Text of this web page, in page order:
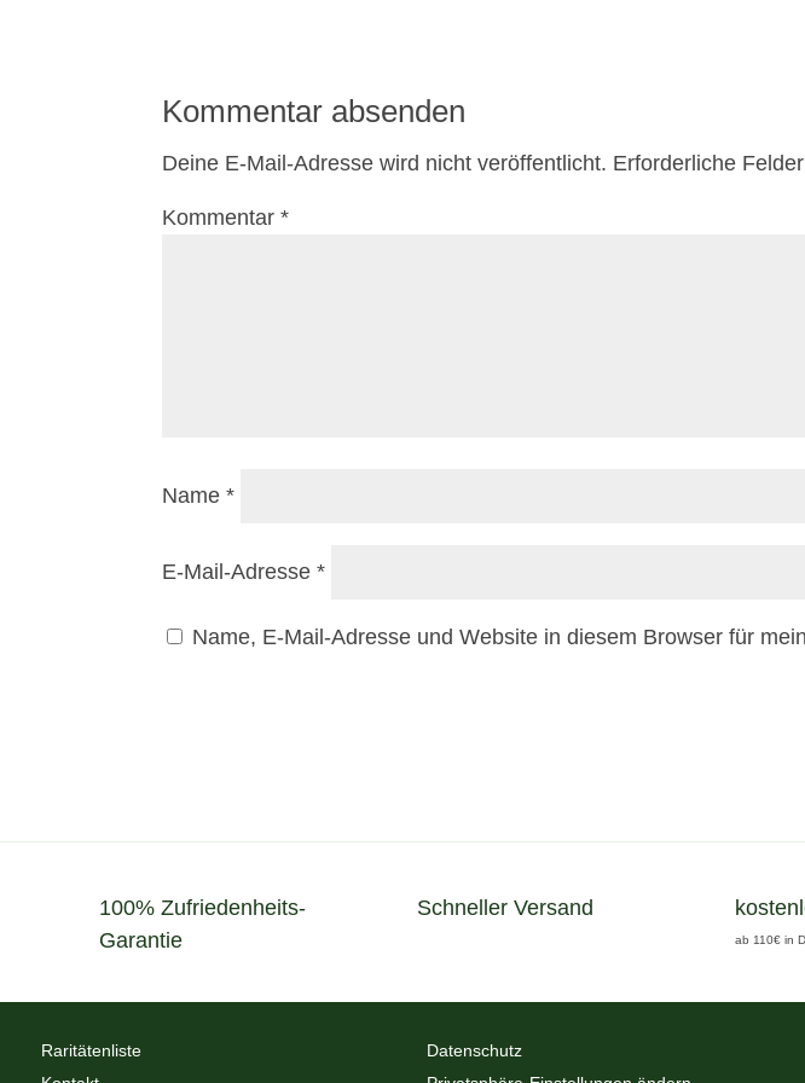
Kommentar absenden
Deine E-Mail-Adresse wird nicht veröffentlicht. Erforderliche
Kommentar*
Name*
E-Mail-Adresse*
Name, E-Mail-Adresse und Website in diesem Browser für
100% Zufriedenheits-
Garantie
Schneller Versand
ab 110€ in
Raritätenliste
Datenschutz